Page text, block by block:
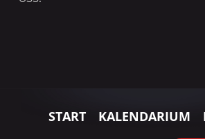
START KALENDARIUM